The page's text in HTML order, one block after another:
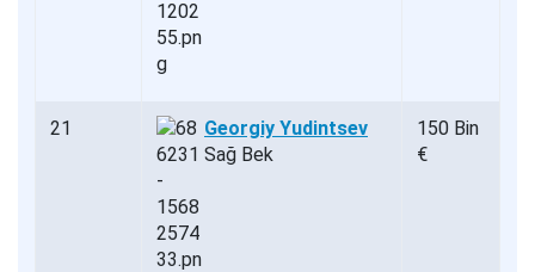
21
Georgiy Yudintsev
Sağ Bek
150 Bin
€